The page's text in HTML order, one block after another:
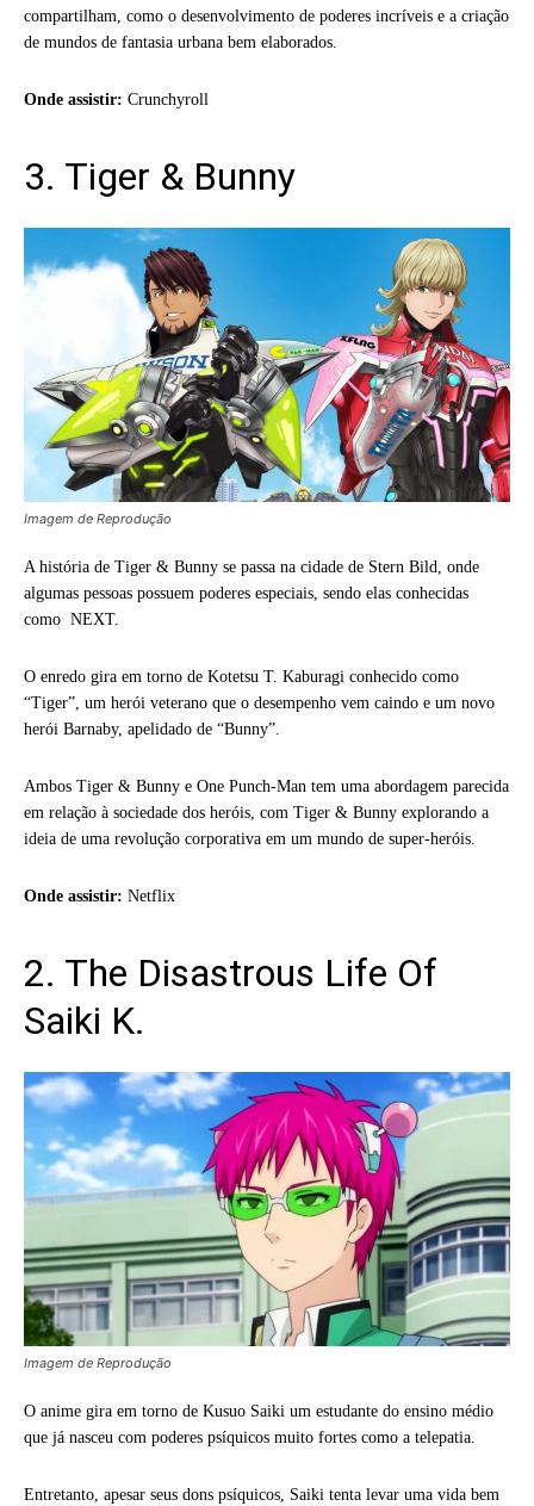
compartilham, como o desenvolvimento de poderes incríveis e a criação
de mundos de fantasia urbana bem elaborados.
Onde assistir: Crunchyroll
3. Tiger & Bunny
Imagem de Reprodução
A história de Tiger & Bunny se passa na cidade de Stern Bild, onde
algumas pessoas possuem poderes especiais, sendo elas conhecidas
como NEXT.
O enredo gira em torno de Kotetsu T. Kaburagi conhecido como
“Tiger”, um herói veterano que o desempenho vem caindo e um novo
herói Barnaby, apelidado de “Bunny”.
Ambos Tiger & Bunny e One Punch-Man tem uma abordagem parecida
em relação à sociedade dos heróis, com Tiger & Bunny explorando a
ideia de uma revolução corporativa em um mundo de super-heróis.
Onde assistir: Netflix
2. The Disastrous Life Of
Saiki K.
Imagem de Reprodução
O anime gira em torno de Kusuo Saiki um estudante do ensino médio
que já nasceu com poderes psíquicos muito fortes como a telepatia.
Entretanto, apesar seus dons psíquicos, Saiki tenta levar uma vida bem